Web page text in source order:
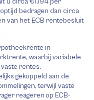
bedragen dan circa
van het ECB rentebesluit
in
waarbij variabele
rentes.
gekoppeld aan de
terwijl vaste
reageren op ECB-